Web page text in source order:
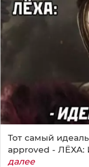
Тот самый
approved -
далее